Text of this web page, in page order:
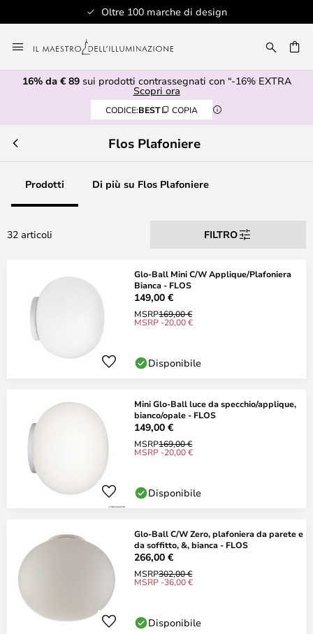
Oltre 100 marche di design
al
contenuto
16% da € 89sui prodotti contrassegnati con “-16% EXTRA
Scopri ora
CODICE:BEST COPIA
Flos Plafoniere
Prodotti Di più su Flos Plafoniere
32 articoli FILTRO
Glo-Ball Mini C/W Applique/Plafoniera
Bianca - FLOS
149,00 €
MSRP169,00 €
MSRP -20,00 €
Disponibile
Mini Glo-Ball luce da specchio/applique,
bianco/opale - FLOS
149,00 €
MSRP169,00 €
MSRP -20,00 €
Disponibile
Glo-Ball C/W Zero, plafoniera da parete e
da soffitto, &, bianca - FLOS
266,00 €
MSRP302,00 €
MSRP -36,00 €
Disponibile